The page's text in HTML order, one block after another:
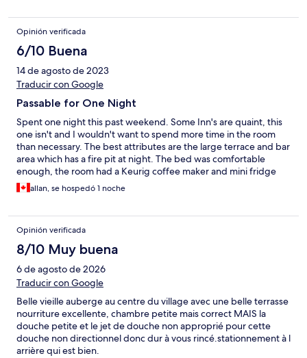
Opinión verificada
6/10 Buena
14 de agosto de 2023
Traducir con Google
Passable for One Night
Spent one night this past weekend. Some Inn's are quaint, this
one isn't and I wouldn't want to spend more time in the room
than necessary. The best attributes are the large terrace and bar
area which has a fire pit at night. The bed was comfortable
enough, the room had a Keurig coffee maker and mini fridge
but was dated. The bathroom had a bit of a mildew odor (Room
11) but was functional. The water pressure in the shower came
passable, so no regrets.
allan, se hospedó 1 noche
Opinión verificada
8/10 Muy buena
6 de agosto de 2026
Traducir con Google
Belle vieille auberge au centre du village avec une belle terrasse
nourriture excellente, chambre petite mais correct MAIS la
douche petite et le jet de douche non approprié pour cette
douche non directionnel donc dur à vous rincé.stationnement à l
arrière qui est bien.